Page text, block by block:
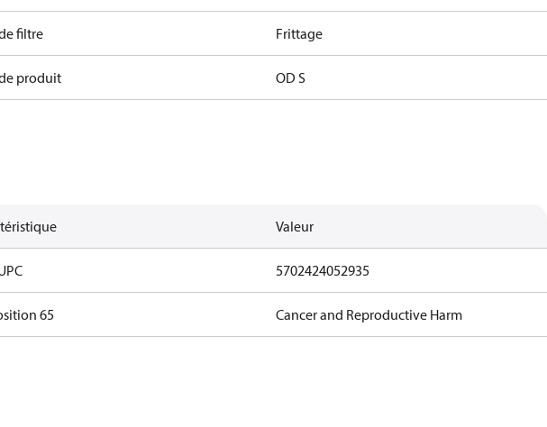
filtre Frittage
produit OD S
Valeur
5702424052935
65 Cancer and Reproductive Harm